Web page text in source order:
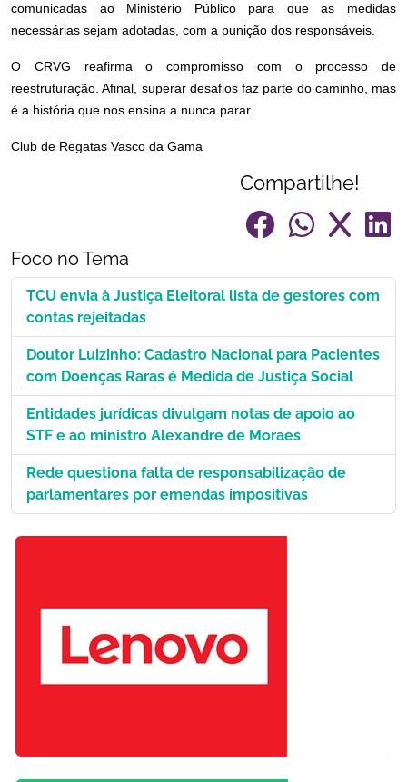
comunicadas ao Ministério Público para que as medidas
necessárias sejam adotadas, com a punição dos responsáveis.
O CRVG reafirma o compromisso com o processo de
reestruturação. Afinal, superar desafios faz parte do caminho, mas
é a história que nos ensina a nunca parar.
Club de Regatas Vasco da Gama
Compartilhe!
Foco no Tema
TCU envia à Justiça Eleitoral lista de gestores com
contas rejeitadas
Doutor Luizinho: Cadastro Nacional para Pacientes
com Doenças Raras é Medida de Justiça Social
Entidades jurídicas divulgam notas de apoio ao
STF e ao ministro Alexandre de Moraes
Rede questiona falta de responsabilização de
parlamentares por emendas impositivas